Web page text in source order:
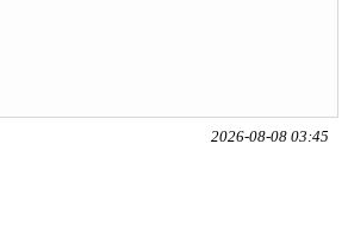
2026-08-08 03:45